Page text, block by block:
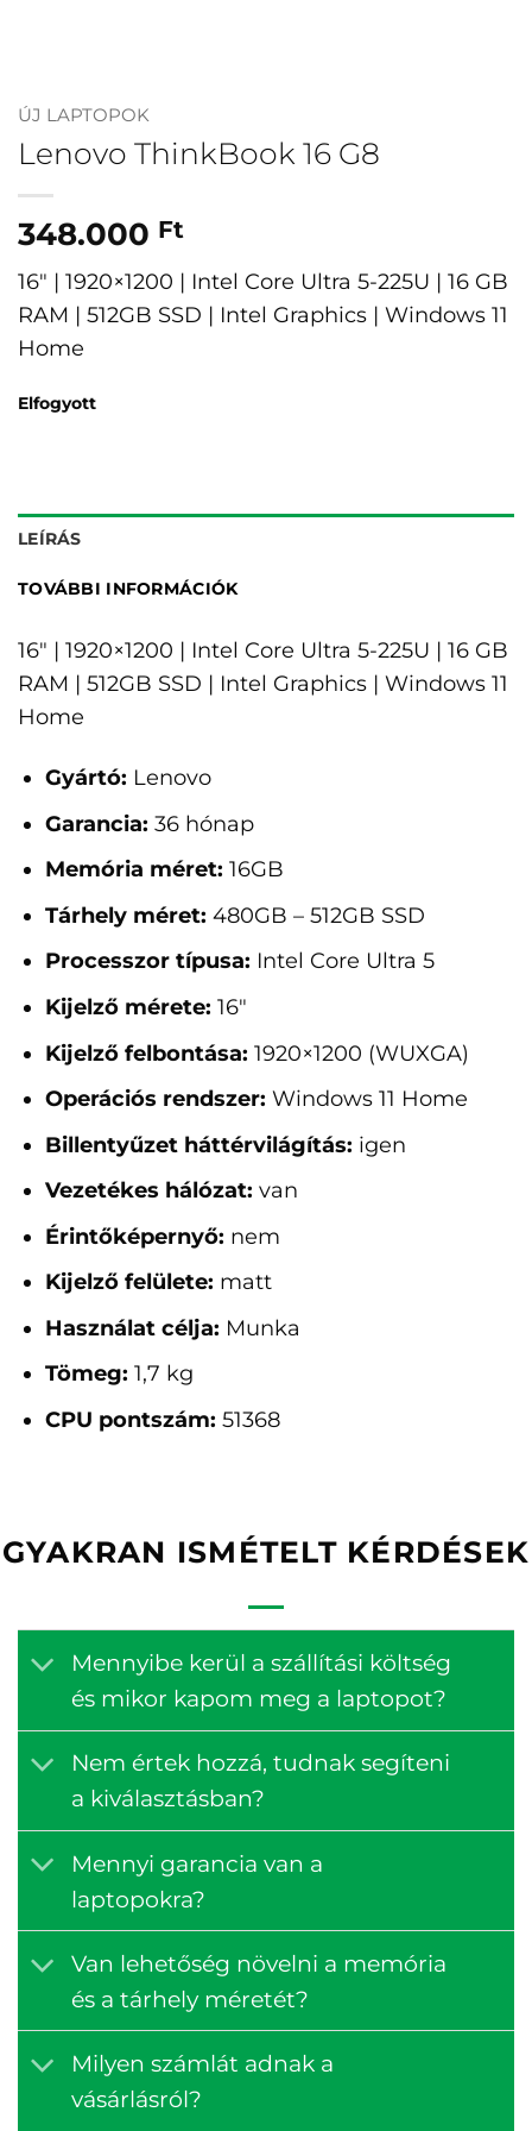
ÚJ LAPTOPOK
Lenovo ThinkBook 16 G8
348.000 Ft
16″ | 1920×1200 | Intel Core Ultra 5-225U | 16 GB
RAM | 512GB SSD | Intel Graphics | Windows 11
Home
Elfogyott
LEÍRÁS
TOVÁBBI INFORMÁCIÓK
16" | 1920×1200 | Intel Core Ultra 5-225U | 16 GB
RAM | 512GB SSD | Intel Graphics | Windows 11
Home
Gyártó: Lenovo
Garancia: 36 hónap
Memória méret: 16GB
Tárhely méret: 480GB – 512GB SSD
Processzor típusa: Intel Core Ultra 5
Kijelző mérete: 16"
Kijelző felbontása: 1920×1200 (WUXGA)
Operációs rendszer: Windows 11 Home
Billentyűzet háttérvilágítás: igen
Vezetékes hálózat: van
Érintőképernyő: nem
Kijelző felülete: matt
Használat célja: Munka
Tömeg: 1,7 kg
CPU pontszám: 51368
GYAKRAN ISMÉTELT KÉRDÉSEK
Mennyibe kerül a szállítási költség
és mikor kapom meg a laptopot?
Nem értek hozzá, tudnak segíteni
a kiválasztásban?
Mennyi garancia van a
laptopokra?
Van lehetőség növelni a memória
és a tárhely méretét?
Milyen számlát adnak a
vásárlásról?